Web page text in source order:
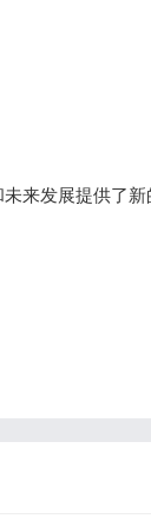
来发展提供了新